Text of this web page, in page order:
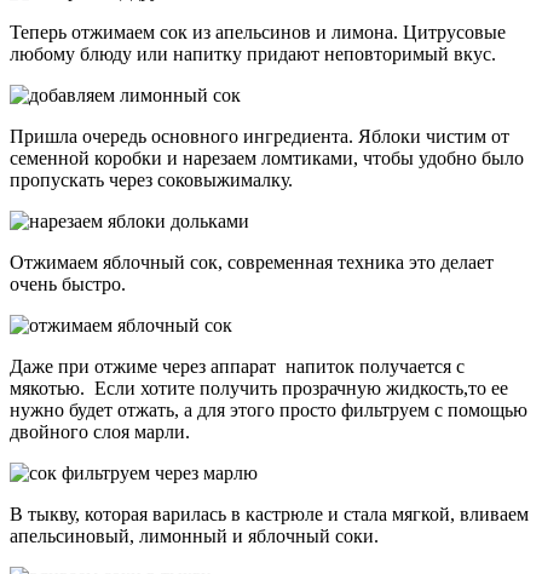
Теперь отжимаем сок из апельсинов и лимона. Цитрусовые
любому блюду или напитку придают неповторимый вкус.
Пришла очередь основного ингредиента. Яблоки чистим от
семенной коробки и нарезаем ломтиками, чтобы удобно было
пропускать через соковыжималку.
Отжимаем яблочный сок, современная техника это делает
очень быстро.
Даже при отжиме через аппарат напиток получается с
мякотью. Если хотите получить прозрачную жидкость,то ее
нужно будет отжать, а для этого просто фильтруем с помощью
двойного слоя марли.
В тыкву, которая варилась в кастрюле и стала мягкой, вливаем
апельсиновый, лимонный и яблочный соки.